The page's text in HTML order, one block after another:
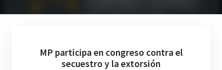
MP participa en congreso contra el
secuestro y la extorsión